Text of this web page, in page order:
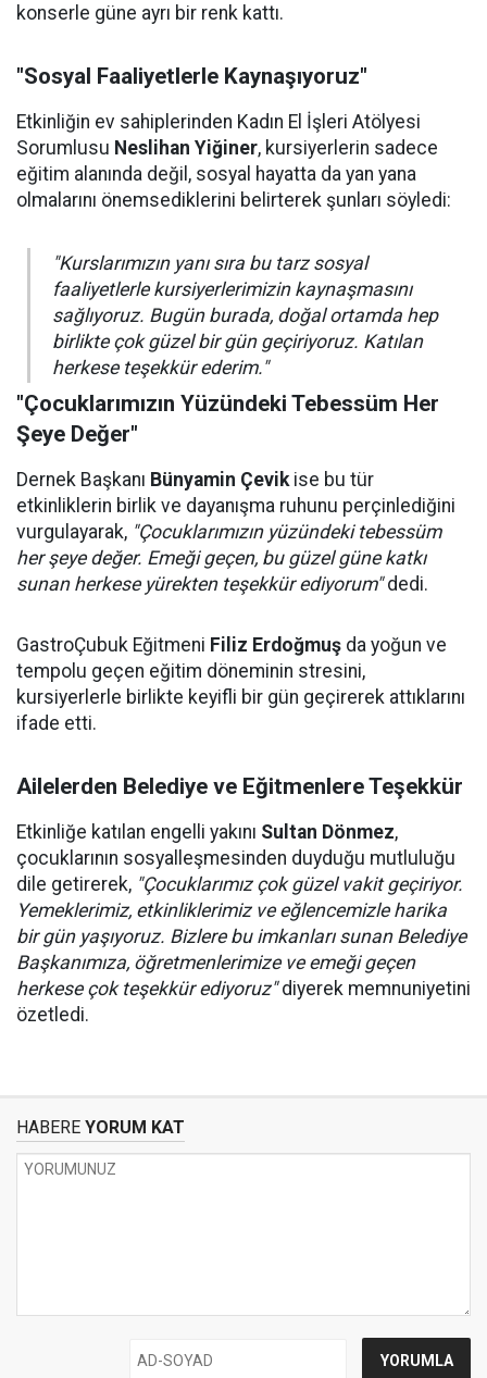
konserle güne ayrı bir renk kattı.
"Sosyal Faaliyetlerle Kaynaşıyoruz"
Etkinliğin ev sahiplerinden Kadın El İşleri Atölyesi
Sorumlusu Neslihan Yiğiner, kursiyerlerin sadece
eğitim alanında değil, sosyal hayatta da yan yana
olmalarını önemsediklerini belirterek şunları söyledi:
"Kurslarımızın yanı sıra bu tarz sosyal
faaliyetlerle kursiyerlerimizin kaynaşmasını
sağlıyoruz. Bugün burada, doğal ortamda hep
birlikte çok güzel bir gün geçiriyoruz. Katılan
herkese teşekkür ederim."
"Çocuklarımızın Yüzündeki Tebessüm Her
Şeye Değer"
Dernek Başkanı Bünyamin Çevikise bu tür
etkinliklerin birlik ve dayanışma ruhunu perçinlediğini
vurgulayarak, "Çocuklarımızın yüzündeki tebessüm
her şeye değer. Emeği geçen, bu güzel güne katkı
sunan herkese yürekten teşekkür ediyorum"dedi.
GastroÇubuk Eğitmeni Filiz Erdoğmuş da yoğun ve
tempolu geçen eğitim döneminin stresini,
kursiyerlerle birlikte keyifli bir gün geçirerek attıklarını
ifade etti.
Ailelerden Belediye ve Eğitmenlere Teşekkür
Etkinliğe katılan engelli yakını Sultan Dönmez,
çocuklarının sosyalleşmesinden duyduğu mutluluğu
dile getirerek, "Çocuklarımız çok güzel vakit geçiriyor.
Yemeklerimiz, etkinliklerimiz ve eğlencemizle harika
bir gün yaşıyoruz. Bizlere bu imkanları sunan Belediye
Başkanımıza, öğretmenlerimize ve emeği geçen
herkese çok teşekkür ediyoruz"diyerek memnuniyetini
özetledi.
HABERE YORUM KAT